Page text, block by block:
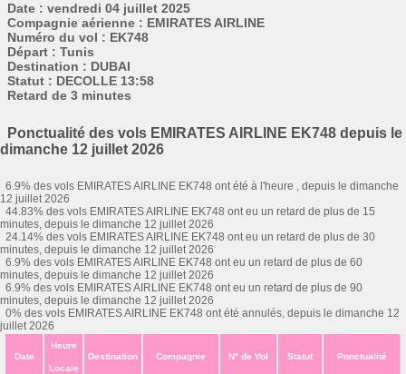
Date : vendredi 04 juillet 2025
Compagnie aérienne : EMIRATES AIRLINE
Numéro du vol : EK748
Départ : Tunis
Destination : DUBAI
Statut : DECOLLE 13:58
Retard de 3 minutes
Ponctualité des vols EMIRATES AIRLINE EK748 depuis le
dimanche 12 juillet 2026
6.9% des vols EMIRATES AIRLINE EK748 ont été à l'heure , depuis le dimanche
12 juillet 2026
44.83% des vols EMIRATES AIRLINE EK748 ont eu un retard de plus de 15
minutes, depuis le dimanche 12 juillet 2026
24.14% des vols EMIRATES AIRLINE EK748 ont eu un retard de plus de 30
minutes, depuis le dimanche 12 juillet 2026
6.9% des vols EMIRATES AIRLINE EK748 ont eu un retard de plus de 60
minutes, depuis le dimanche 12 juillet 2026
6.9% des vols EMIRATES AIRLINE EK748 ont eu un retard de plus de 90
minutes, depuis le dimanche 12 juillet 2026
0% des vols EMIRATES AIRLINE EK748 ont été annulés, depuis le dimanche 12
juillet 2026
Date
Heure
Locale
Destination Compagnie N° de Vol Statut Ponctualité